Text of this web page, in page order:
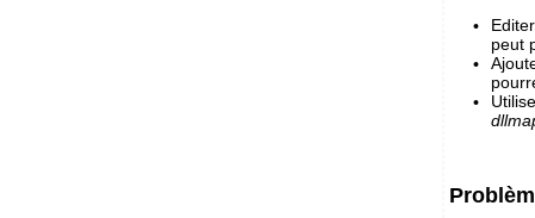
peut